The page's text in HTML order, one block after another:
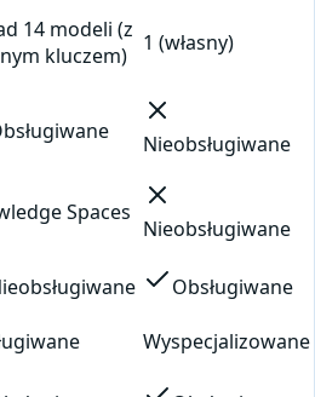
14 modeli (z
kluczem)
1 (własny)
Nieobsługiwane
Spaces
Nieobsługiwane
Obsługiwane
Wyspecjalizowane